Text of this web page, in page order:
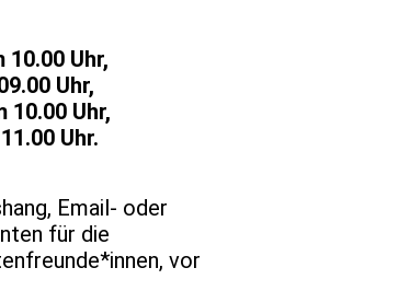
Uhr,
Uhr,
Uhr,
Uhr.
Email- oder
für die
vor